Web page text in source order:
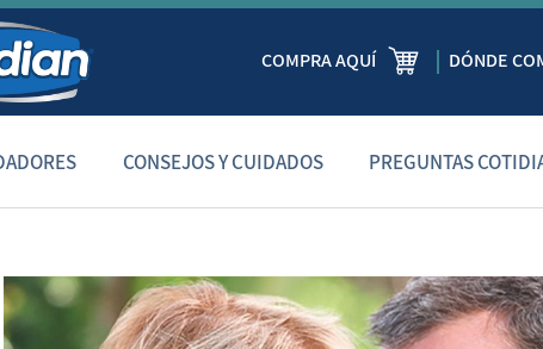
COMPRA AQUÍ DÓNDE
CONSEJOS Y CUIDADOS PREGUNTAS